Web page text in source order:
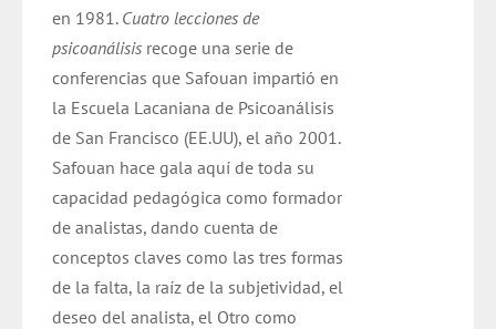
en 1981. Cuatro lecciones de
psicoanálisis recoge una serie de
conferencias que Safouan impartió en
la Escuela Lacaniana de Psicoanálisis
de San Francisco (EE.UU), el año 2001.
Safouan hace gala aquí de toda su
capacidad pedagógica como formador
de analistas, dando cuenta de
conceptos claves como las tres formas
de la falta, la raíz de la subjetividad, el
deseo del analista, el Otro como